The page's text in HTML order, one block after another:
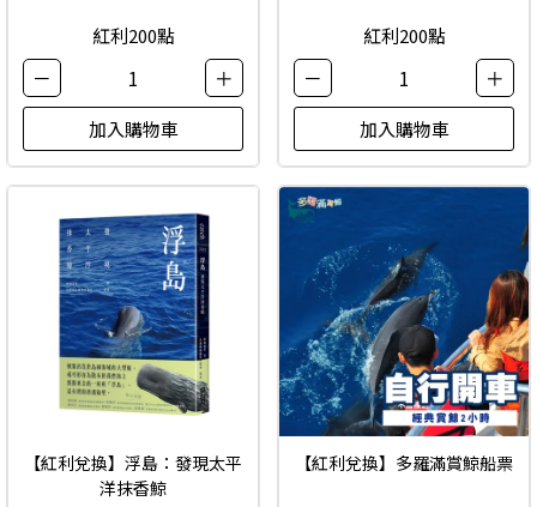
紅利200點
－ 1 ＋
加入購物車
紅利200點
－ 1 ＋
加入購物車
【紅利兌換】浮島：發現太平
洋抹香鯨
【紅利兌換】多羅滿賞鯨船票